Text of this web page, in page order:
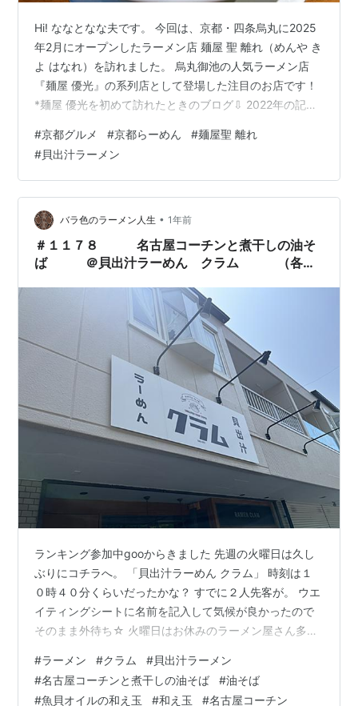
Hi! ななとなな夫です。 今回は、京都・四条烏丸に2025
年2月にオープンしたラーメン店 麺屋 聖 離れ（めんや き
よ はなれ）を訪れました。 烏丸御池の人気ラーメン店
『麺屋 優光』の系列店として登場した注目のお店です！
*麺屋 優光を初めて訪れたときのブログ⇩ 2022年の記事
ず！ 【お店概要】 店名：麺屋 聖 離れ（めんや きよ はな
れ） 最寄駅：地下鉄 四条駅・阪急 烏丸駅 徒歩3分 地図
で見る：
https://maps.app.goo.gl/jcv45ewWSdpLszB7A 【メニ
ュー・店内の様子】 麺屋 優光では貝出汁らーめんが…
#京都グルメ #京都らーめん #麺屋聖 離れ
#貝出汁ラーメン
バラ色のラーメン人生 • 1年前
＃１１７８ 名古屋コーチンと煮干しの油そ
ば ＠貝出汁ラーめん クラム （各務
ランキング参加中gooからきました 先週の火曜日は久し
ぶりにコチラへ。 「貝出汁ラーめん クラム」 時刻は１
０時４０分くらいだったかな？ すでに２人先客が。 ウエ
イティングシートに名前を記入して気候が良かったので
そのまま外待ち☆ 火曜日はお休みのラーメン屋さん多い
で、、、 昨年は来てなかったのか（大汗） 「名古屋コー
チンと煮干しの油そば」 なにか限定やってるかな？って
#ラーメン #クラム #貝出汁ラーメン
#名古屋コーチンと煮干しの油そば #油そば
#魚貝オイルの和え玉 #和え玉 #名古屋コーチン